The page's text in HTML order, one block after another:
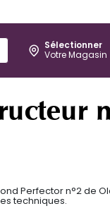
Sélectionner
Votre Magasin
Perfector n°2 de
techniques.